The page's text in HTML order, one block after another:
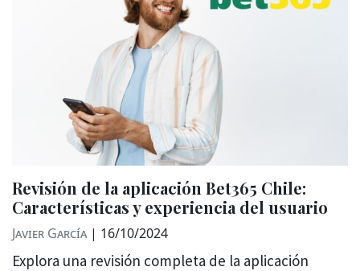
Revisión de la aplicación Bet365 Chile:
Características y experiencia del usuario
Javier García | 16/10/2024
Explora una revisión completa de la aplicación